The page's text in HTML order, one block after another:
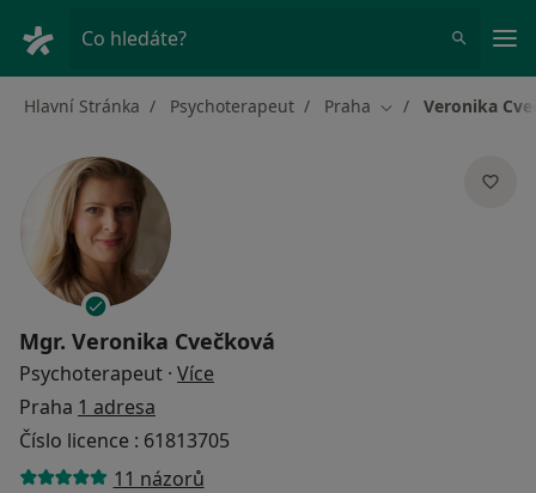
Co hledáte?
Hlavní Stránka Psychoterapeut Praha Změna města
Veronika
Mgr. Veronika Cvečková
Psychoterapeut · Více
Praha 1 adresa
Číslo licence : 61813705
11 názorů